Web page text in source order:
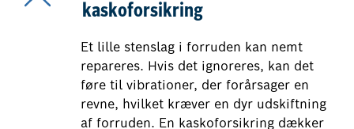
kaskoforsikring
Et lille stenslag i forruden kan nemt
repareres. Hvis det ignoreres, kan det
føre til vibrationer, der forårsager en
revne, hvilket kræver en dyr udskiftning
af forruden. En kaskoforsikring dækker